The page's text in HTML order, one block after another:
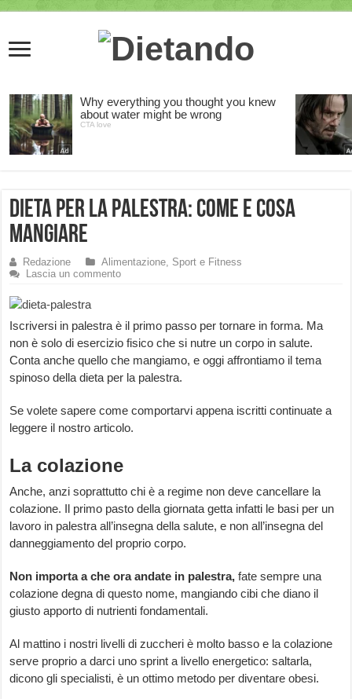
Dieta per la Palestra: come e cosa
Mangiare
Redazione
Alimentazione, Sport e Fitness
Lascia un commento
Iscriversi in palestra è il primo passo per tornare in forma. Ma
non è solo di esercizio fisico che si nutre un corpo in salute.
Conta anche quello che mangiamo, e oggi affrontiamo il tema
spinoso della dieta per la palestra.
Se volete sapere come comportarvi appena iscritti continuate a
leggere il nostro articolo.
La colazione
Anche, anzi soprattutto chi è a regime non deve cancellare la
colazione. Il primo pasto della giornata getta infatti le basi per un
lavoro in palestra all’insegna della salute, e non all’insegna del
danneggiamento del proprio corpo.
Non importa a che ora andate in palestra,fate sempre una
colazione degna di questo nome, mangiando cibi che diano il
giusto apporto di nutrienti fondamentali.
Al mattino i nostri livelli di zuccheri è molto basso e la colazione
serve proprio a darci uno sprint a livello energetico: saltarla,
dicono gli specialisti, è un ottimo metodo per diventare obesi.